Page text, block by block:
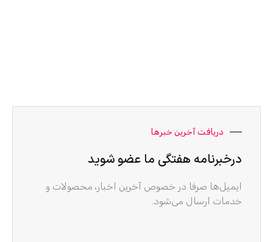
دریافت آخرین خبرها
درخبرنامه هفتگی ما عضو شوید
ایمیل‌ها صرفا در خصوص آخرین اخبار، محصولات و
خدمات ارسال می‌شود.